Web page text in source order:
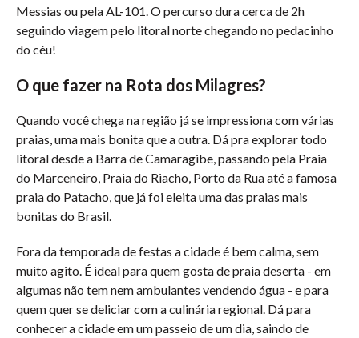
Messias ou pela AL-101. O percurso dura cerca de 2h
seguindo viagem pelo litoral norte chegando no pedacinho
do céu!
O que fazer na Rota dos Milagres?
Quando você chega na região já se impressiona com várias
praias, uma mais bonita que a outra. Dá pra explorar todo
litoral desde a Barra de Camaragibe, passando pela Praia
do Marceneiro, Praia do Riacho, Porto da Rua até a famosa
praia do Patacho, que já foi eleita uma das praias mais
bonitas do Brasil.
Fora da temporada de festas a cidade é bem calma, sem
muito agito. É ideal para quem gosta de praia deserta - em
algumas não tem nem ambulantes vendendo água - e para
quem quer se deliciar com a culinária regional. Dá para
conhecer a cidade em um passeio de um dia, saindo de